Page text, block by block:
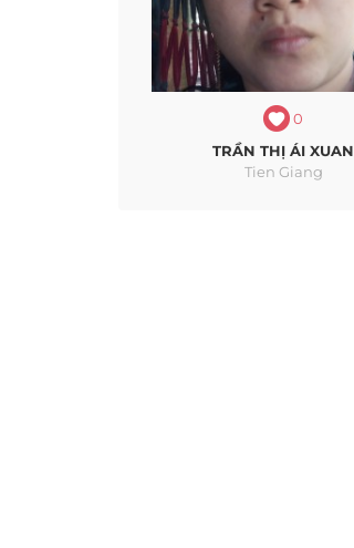
0
TRẦN THỊ ÁI XUAN
Tien Giang